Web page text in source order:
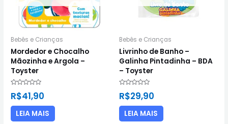
Bebês e Crianças
Mordedor e Chocalho
Mãozinha e Argola –
Toyster
0
5
R$41,90
LEIA MAIS
Bebês e Crianças
Livrinho de Banho –
Galinha Pintadinha – BDA
– Toyster
0
5
R$29,90
LEIA MAIS